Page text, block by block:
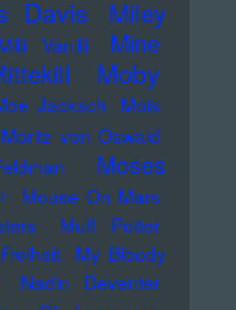
Davis
Miley
Vanilli Mine
Moby
Jacksch
Mois
Moritz von Oswald
Moses
Mouse On Mars
Muff Potter
My Bloody
Nadin Deventer